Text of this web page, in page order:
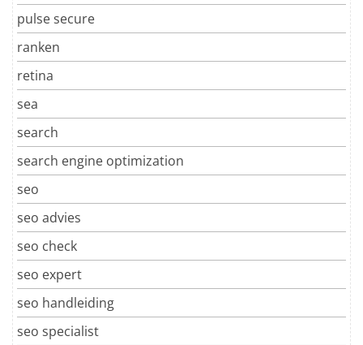
pulse secure
ranken
retina
sea
search
search engine optimization
seo
seo advies
seo check
seo expert
seo handleiding
seo specialist